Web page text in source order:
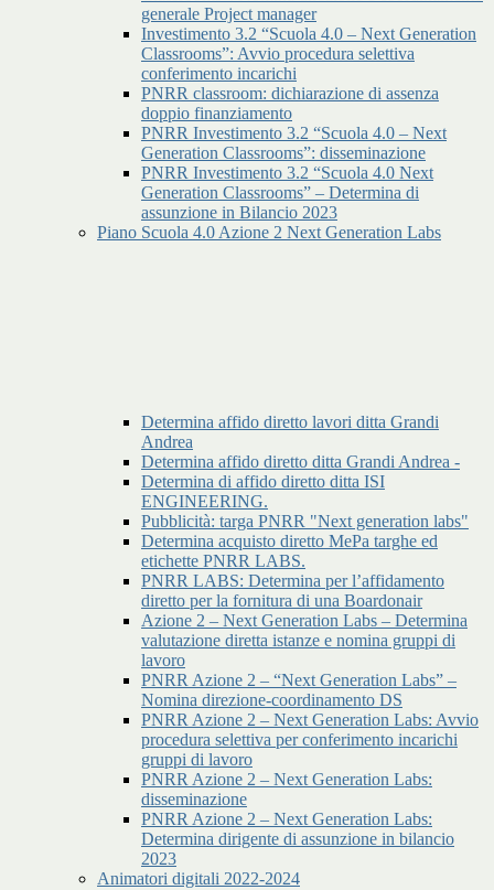
generale Project manager
Investimento 3.2 “Scuola 4.0 – Next Generation
Classrooms”: Avvio procedura selettiva
conferimento incarichi
PNRR classroom: dichiarazione di assenza
doppio finanziamento
PNRR Investimento 3.2 “Scuola 4.0 – Next
Generation Classrooms”: disseminazione
PNRR Investimento 3.2 “Scuola 4.0 Next
Generation Classrooms” – Determina di
assunzione in Bilancio 2023
Piano Scuola 4.0 Azione 2 Next Generation Labs
Determina affido diretto lavori ditta Grandi
Andrea
Determina affido diretto ditta Grandi Andrea -
Determina di affido diretto ditta ISI
ENGINEERING.
Pubblicità: targa PNRR "Next generation labs"
Determina acquisto diretto MePa targhe ed
etichette PNRR LABS.
PNRR LABS: Determina per l’affidamento
diretto per la fornitura di una Boardonair
Azione 2 – Next Generation Labs – Determina
valutazione diretta istanze e nomina gruppi di
lavoro
PNRR Azione 2 – “Next Generation Labs” –
Nomina direzione-coordinamento DS
PNRR Azione 2 – Next Generation Labs: Avvio
procedura selettiva per conferimento incarichi
gruppi di lavoro
PNRR Azione 2 – Next Generation Labs:
disseminazione
PNRR Azione 2 – Next Generation Labs:
Determina dirigente di assunzione in bilancio
2023
Animatori digitali 2022-2024